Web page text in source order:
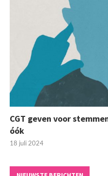
CGT geven voor
óók
18 juli 2024